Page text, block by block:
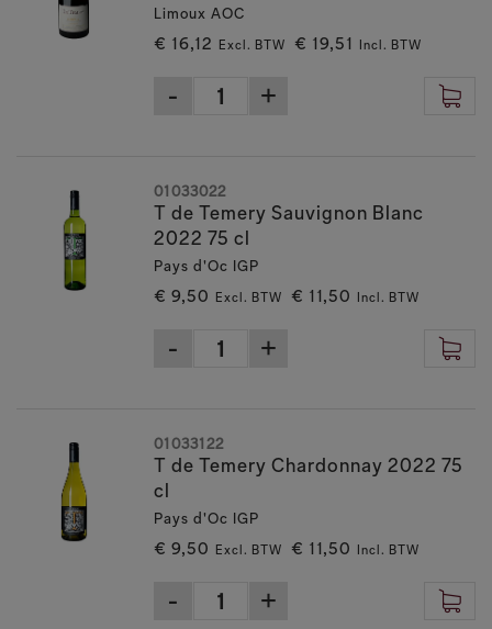
Limoux AOC
€ 16,12 Excl. BTW € 19,51 Incl. BTW
T de Temery Sauvignon Blanc
2022 75 cl
Pays d'Oc IGP
€ 9,50 Excl. BTW € 11,50 Incl. BTW
01033022
T de Temery Chardonnay 2022 75
cl
Pays d'Oc IGP
€ 9,50 Excl. BTW € 11,50 Incl. BTW
01033122